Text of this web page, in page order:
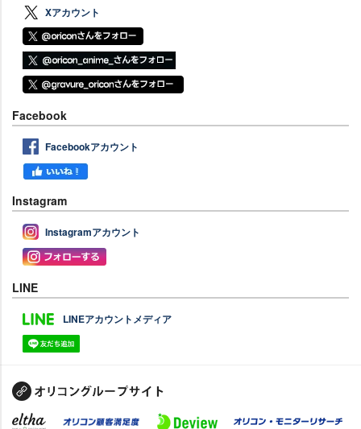
Xアカウント
Facebook
Facebookアカウント
Instagram
Instagramアカウント
LINE
LINEアカウントメディア